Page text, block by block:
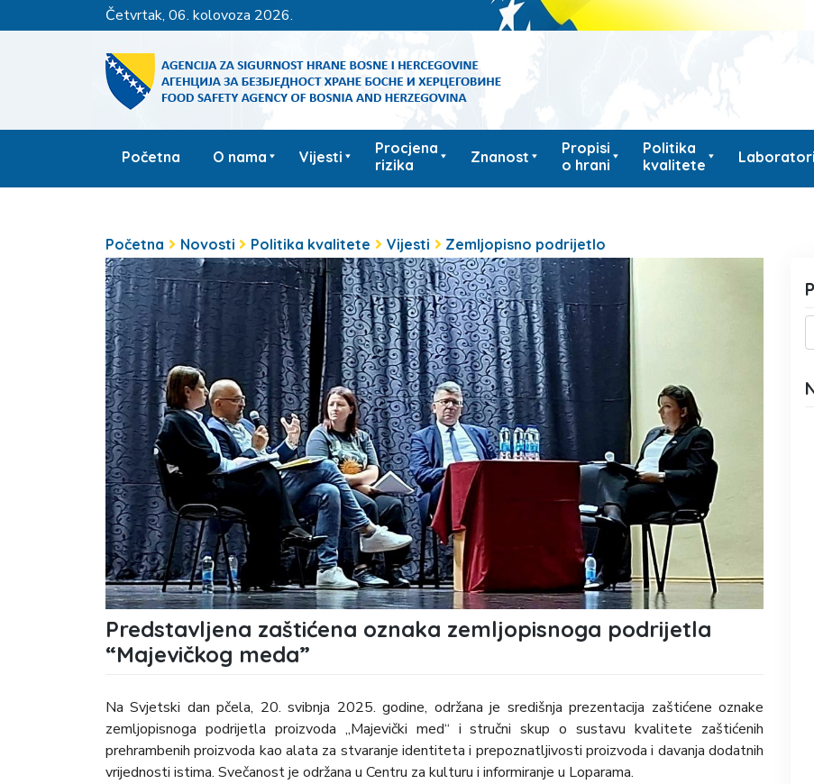
četvrtak, 06. kolovoza 2026.
Početna O nama Vijesti
Procjena
rizika
Znanost
Propisi
o hrani
Politika
kvalitete
Početna Novosti Politika kvalitete Vijesti Zemljopisno podrijetlo
Predstavljena zaštićena oznaka zemljopisnoga podrijetla
“Majevičkog meda”
Na Svjetski dan pčela, 20. svibnja 2025. godine, održana je središnja prezentacija zaštićene oznake
zemljopisnoga podrijetla proizvoda „Majevički med“ i stručni skup o sustavu kvalitete zaštićenih
prehrambenih proizvoda kao alata za stvaranje identiteta i prepoznatljivosti proizvoda i davanja dodatnih
vrijednosti istima. Svečanost je održana u Centru za kulturu i informiranje u Loparama.